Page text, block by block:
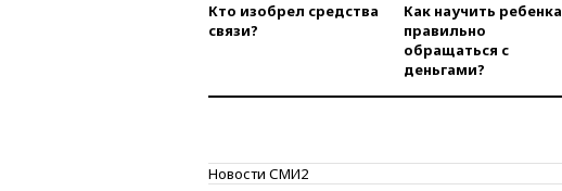
Кто изобрел средства
связи?
Как научить ребенка
правильно
обращаться с
деньгами?
Новости СМИ2